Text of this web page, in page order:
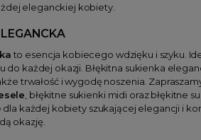
eleganckiej kobiety.
to esencja kobiecego wdzięku i szyku.
do każdej okazji. Błękitna sukienka
trwałość i wygodę noszenia.
, błękitne sukienki midi oraz błękitne
dla każdej kobiety szukającej elegancji i
okazję.